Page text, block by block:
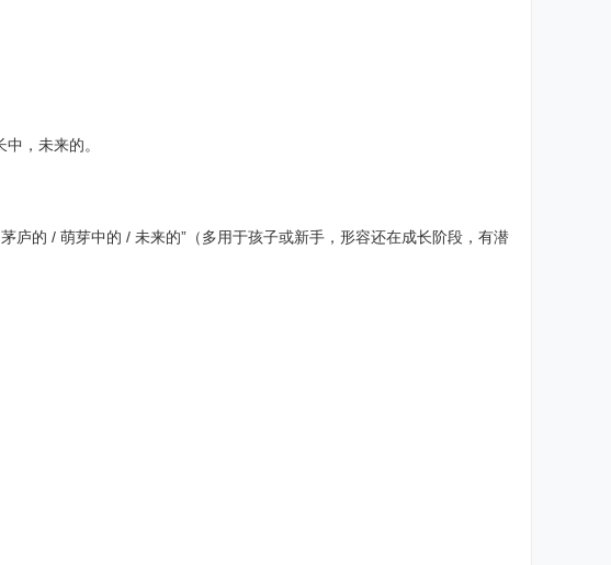
，未来的。
庐的 / 萌芽中的 / 未来的”（多用于孩子或新手，形容还在成长阶段，有潜